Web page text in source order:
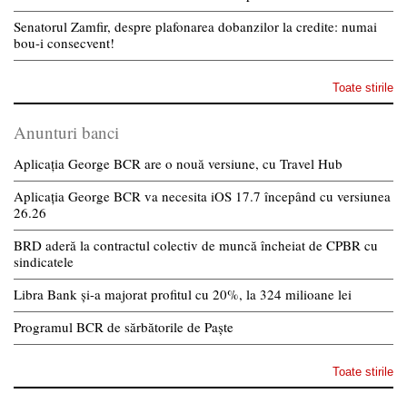
Senatorul Zamfir, despre plafonarea dobanzilor la credite: numai
bou-i consecvent!
Toate stirile
Anunturi banci
Aplicația George BCR are o nouă versiune, cu Travel Hub
Aplicația George BCR va necesita iOS 17.7 începând cu versiunea
26.26
BRD aderă la contractul colectiv de muncă încheiat de CPBR cu
sindicatele
Libra Bank și-a majorat profitul cu 20%, la 324 milioane lei
Programul BCR de sărbătorile de Paște
Toate stirile